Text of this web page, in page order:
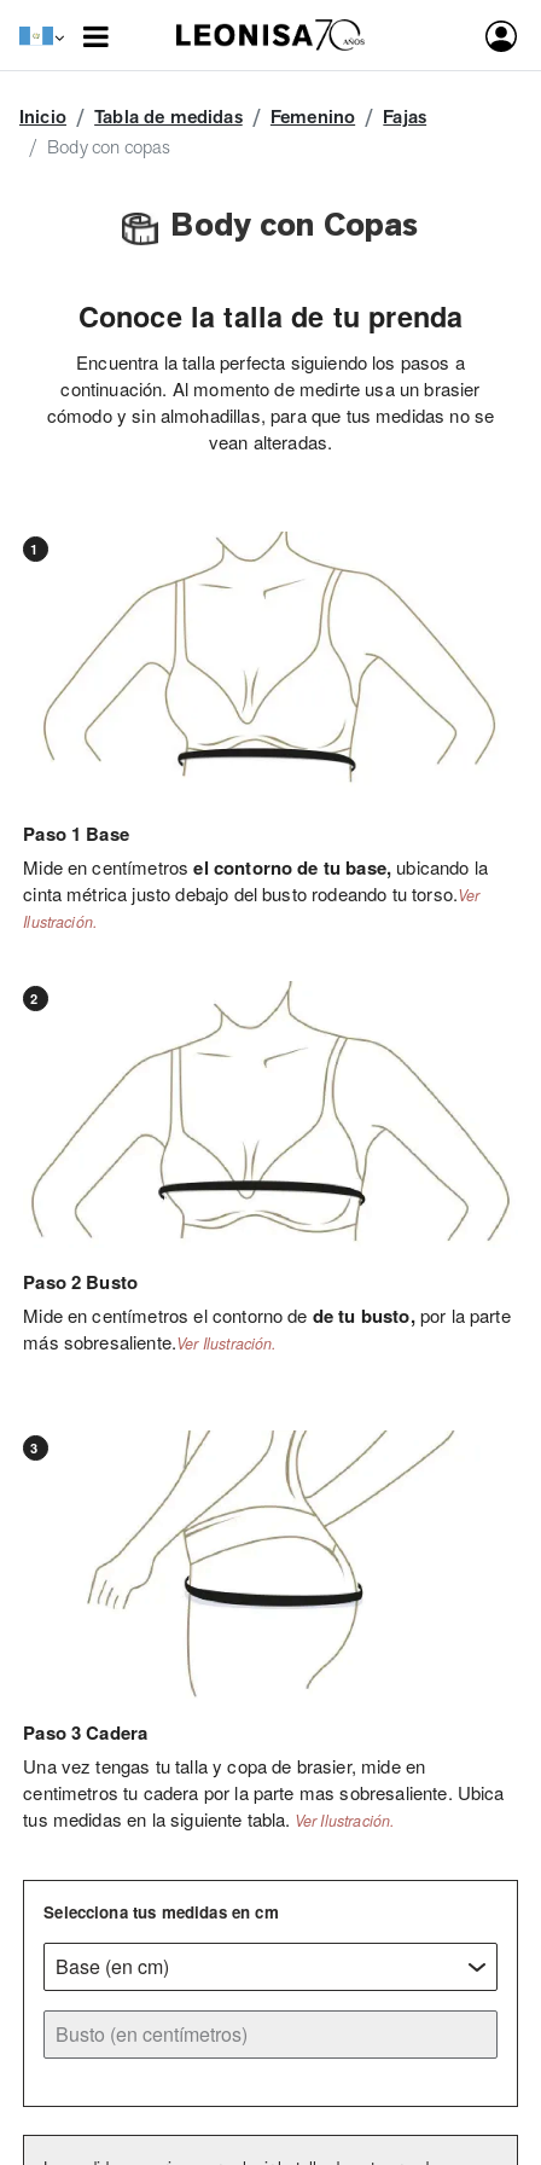
Inicio Tabla de medidas Femenino Fajas
Body con copas
Body con Copas
Conoce la talla de tu prenda
Encuentra la talla perfecta siguiendo los pasos a
continuación. Al momento de medirte usa un brasier
cómodo y sin almohadillas, para que tus medidas no se
vean alteradas.
1
Paso 1 Base
Mide en centímetrosel contorno de tu base, ubicando la
cinta métrica justo debajo del busto rodeando tu torso.Ver
Ilustración.
2
Paso 2 Busto
Mide en centímetros el contorno de de tu busto,por la parte
más sobresaliente.Ver Ilustración.
3
Paso 3 Cadera
Una vez tengas tu talla y copa de brasier, mide en
centimetros tu cadera por la parte mas sobresaliente. Ubica
tus medidas en la siguiente tabla. Ver Ilustración.
Selecciona tus medidas en cm
B
a
sB
u
t
o